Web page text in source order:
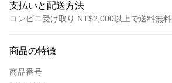
支払いと配送方法
コンビニ受け取り NT$2,000以上で送料無料
クレジットカード1回払い
クレジットカード分割払い
商品の特徴
商品番号